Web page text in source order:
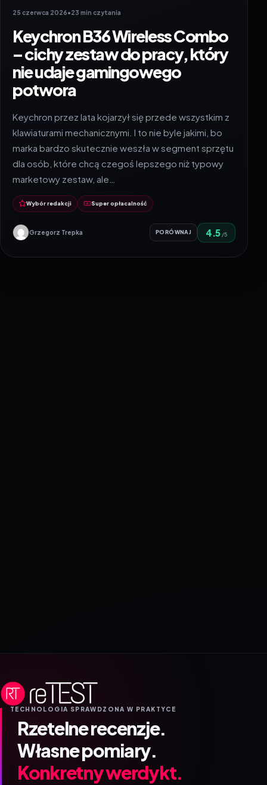
25 czerwca 2026•23 min czytania
Keychron B36 Wireless Combo
– cichy zestaw do pracy, który
nie udaje gamingowego
potwora
Keychron przez lata kojarzył się przede wszystkim z
klawiaturami mechanicznymi. I to nie byle jakimi, bo
marka bardzo skutecznie weszła w segment sprzętu
dla osób, które chcą czegoś lepszego niż typowy
marketowy zestaw, ale…
Wybór redakcji Super opłacalność
Grzegorz Trepka PORÓWNAJ 4.5 /5
TECHNOLOGIA SPRAWDZONA W PRAKTYCE
Rzetelne recenzje.
Własne pomiary.
Konkretny werdykt.